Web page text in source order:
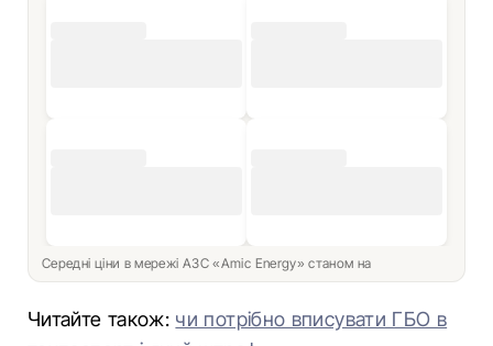
Середні ціни в мережі АЗС «Amic Energy» станом на
Читайте також: чи потрібно вписувати ГБО в